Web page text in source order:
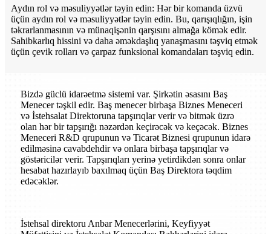
Aydın rol və məsuliyyətlər təyin edin: Hər bir komanda üzvü
üçün aydın rol və məsuliyyətlər təyin edin. Bu, qarışıqlığın, işin
təkrarlanmasının və münaqişənin qarşısını almağa kömək edir.
Sahibkarlıq hissini və daha əməkdaşlıq yanaşmasını təşviq etmək
üçün çevik rolları və çarpaz funksional komandaları təşviq edin.
Bizdə güclü idarəetmə sistemi var. Şirkətin əsasını Baş
Menecer təşkil edir. Baş menecer birbaşa Biznes Meneceri
və İstehsalat Direktoruna tapşırıqlar verir və bitmək üzrə
olan hər bir tapşırığı nəzərdən keçirəcək və keçəcək. Biznes
Meneceri R&D qrupunun və Ticarət Biznesi qrupunun idarə
edilməsinə cavabdehdir və onlara birbaşa tapşırıqlar və
göstəricilər verir. Tapşırıqları yerinə yetirdikdən sonra onlar
hesabat hazırlayıb baxılmaq üçün Baş Direktora təqdim
edəcəklər.
İstehsal direktoru Anbar Menecerlərini, Keyfiyyət